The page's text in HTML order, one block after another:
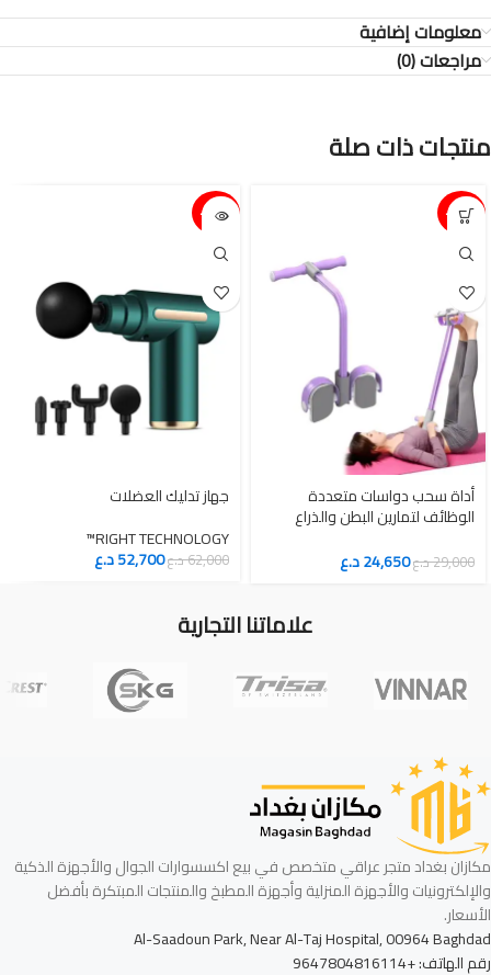
معلومات إضافية
مراجعات (0)
منتجات ذات صلة
15%-
أداة سحب دواسات متعددة
الوظائف لتمارين البطن والذراع
29,000د.ع24,650د.ع
15%-
جهاز تدليك العضلات
RIGHT TECHNOLOGY™
62,000د.ع52,700د.ع
علاماتنا التجارية
مكازان بغداد متجر عراقي متخصص في بيع اكسسوارات الجوال والأجهزة الذكية
والإلكترونيات والأجهزة المنزلية وأجهزة المطبخ والمنتجات المبتكرة بأفضل
الأسعار.
Al-Saadoun Park, Near Al-Taj Hospital, 00964 Baghdad
رقم الهاتف: +9647804816114